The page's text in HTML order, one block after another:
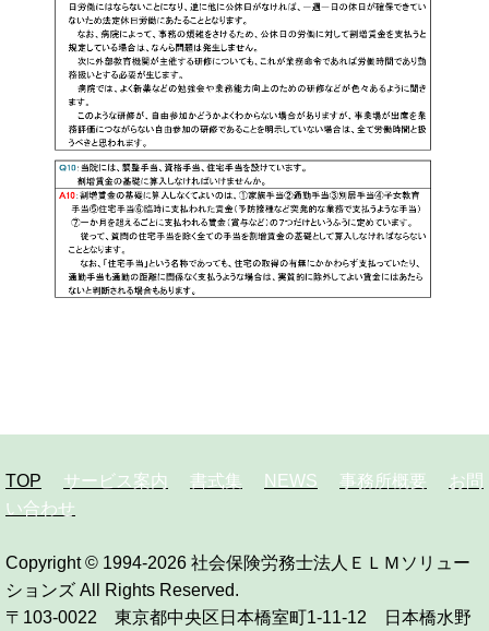
TOP サービス案内 書式集 NEWS 事務所概要
お問
い合わせ
Copyright © 1994-2026 社会保険労務士法人ＥＬＭソリュー
ションズ All Rights Reserved.
〒103-0022 東京都中央区日本橋室町1-11-12 日本橋水野